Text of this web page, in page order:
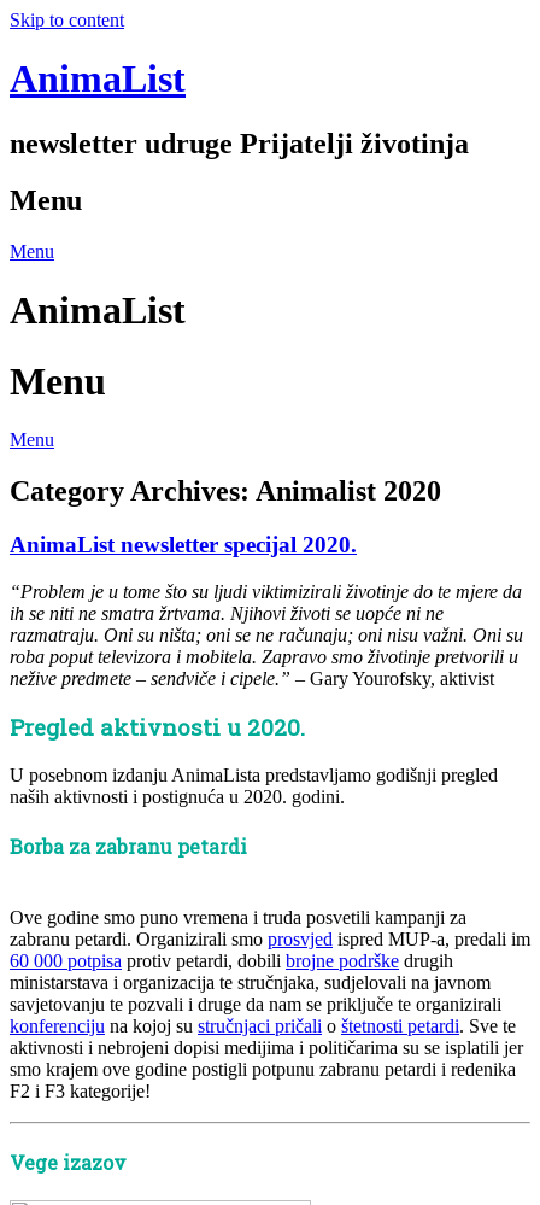
Skip to content
AnimaList
newsletter udruge Prijatelji životinja
Menu
Menu
AnimaList
Menu
Menu
Category Archives: Animalist 2020
AnimaList newsletter specijal 2020.
“Problem je u tome što su ljudi viktimizirali životinje do te mjere da
ih se niti ne smatra žrtvama. Njihovi životi se uopće ni ne
razmatraju. Oni su ništa; oni se ne računaju; oni nisu važni. Oni su
roba poput televizora i mobitela. Zapravo smo životinje pretvorili u
nežive predmete – sendviče i cipele.” – Gary Yourofsky, aktivist
Pregled aktivnosti u 2020.
U posebnom izdanju AnimaLista predstavljamo godišnji pregled
naših aktivnosti i postignuća u 2020. godini.
Borba za zabranu petardi
Ove godine smo puno vremena i truda posvetili kampanji za
zabranu petardi. Organizirali smo prosvjed ispred MUP-a, predali im
60 000 potpisa protiv petardi, dobili brojne podrške drugih
ministarstava i organizacija te stručnjaka, sudjelovali na javnom
savjetovanju te pozvali i druge da nam se priključe te organizirali
konferenciju na kojoj su stručnjaci pričali o štetnosti petardi. Sve te
aktivnosti i nebrojeni dopisi medijima i političarima su se isplatili jer
smo krajem ove godine postigli potpunu zabranu petardi i redenika
F2 i F3 kategorije!
Vege izazov